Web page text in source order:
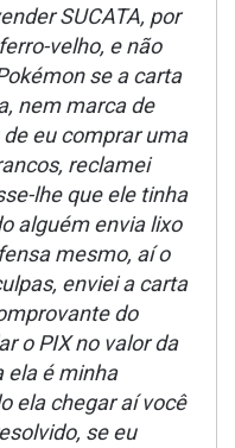
SUCATA, por
velho, e não
se a carta
nem marca de
eu comprar uma
reclamei
lhe que ele tinha
alguém envia lixo
mesmo, aí o
enviei a carta
do
o PIX no valor da
ela é minha
ela chegar aí você
se eu